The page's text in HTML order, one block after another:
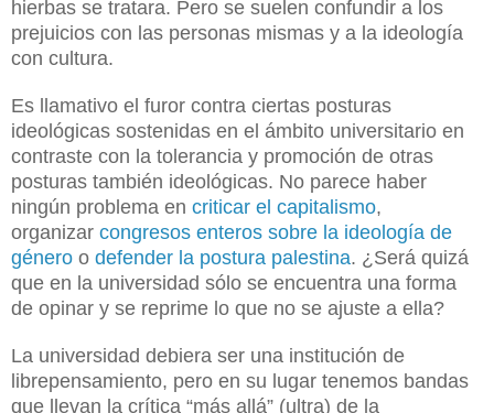
hierbas se tratara. Pero se suelen confundir a los
prejuicios con las personas mismas y a la ideología
con cultura.
Es llamativo el furor contra ciertas posturas
ideológicas sostenidas en el ámbito universitario en
contraste con la tolerancia y promoción de otras
posturas también ideológicas. No parece haber
ningún problema en criticar el capitalismo,
organizar congresos enteros sobre la ideología de
género o defender la postura palestina. ¿Será quizá
que en la universidad sólo se encuentra una forma
de opinar y se reprime lo que no se ajuste a ella?
La universidad debiera ser una institución de
librepensamiento, pero en su lugar tenemos bandas
que llevan la crítica “más allá” (ultra) de la